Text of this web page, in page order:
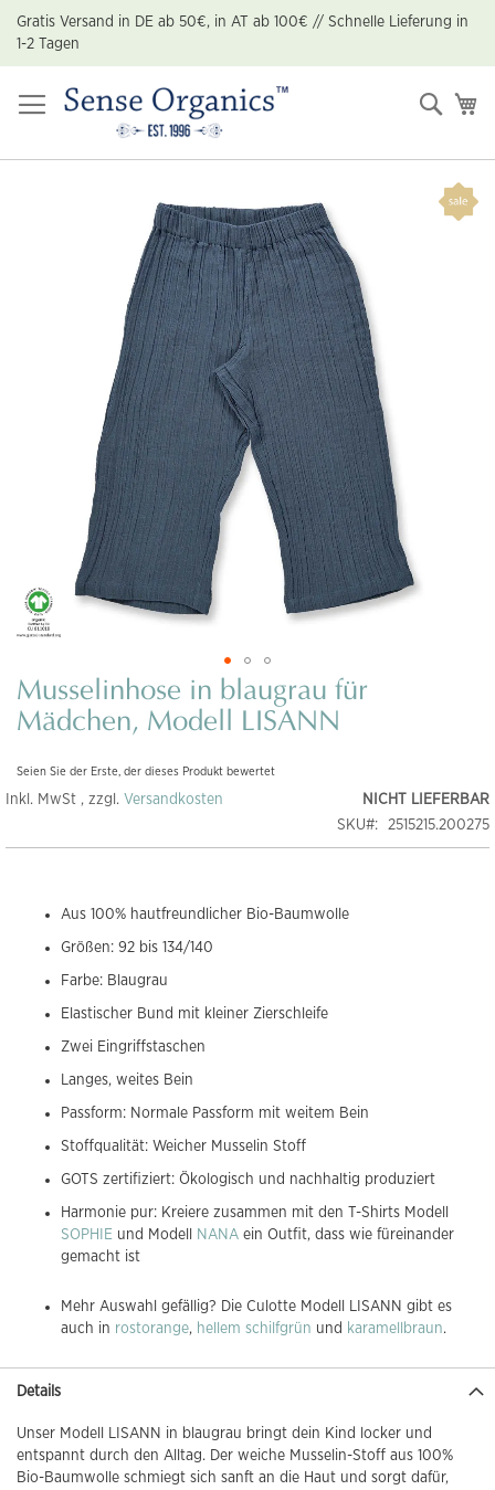
Zum
Inhalt
springen
Gratis Versand in DE ab 50€, in AT ab 100€ // Schnelle Lieferung in
1-2 Tagen
Suche
Zum
Anfang
der
springen
Musselinhose in blaugrau für
Mädchen, Modell LISANN
Seien Sie der Erste, der dieses Produkt bewertet
NICHT LIEFERBAR
SKU
2515215.200275
Inkl. MwSt , zzgl. Versandkosten
Aus 100% hautfreundlicher Bio-Baumwolle
Größen: 92 bis 134/140
Farbe: Blaugrau
Elastischer Bund mit kleiner Zierschleife
Zwei Eingriffstaschen
Langes, weites Bein
Passform: Normale Passform mit weitem Bein
Stoffqualität: Weicher Musselin Stoff
GOTS zertifiziert: Ökologisch und nachhaltig produziert
Harmonie pur: Kreiere zusammen mit den T-Shirts Modell
SOPHIE und Modell NANA ein Outfit, dass wie füreinander
gemacht ist
Mehr Auswahl gefällig? Die Culotte Modell LISANN gibt es
auch in rostorange, hellem schilfgrün und karamellbraun.
Details
Unser Modell LISANN in blaugrau bringt dein Kind locker und
entspannt durch den Alltag. Der weiche Musselin-Stoff aus 100%
Bio-Baumwolle schmiegt sich sanft an die Haut und sorgt dafür,